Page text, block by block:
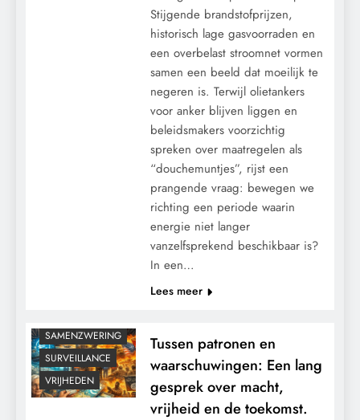
Stijgende brandstofprijzen,
historisch lage gasvoorraden en
een overbelast stroomnet vormen
samen een beeld dat moeilijk te
negeren is. Terwijl olietankers
voor anker blijven liggen en
beleidsmakers voorzichtig
spreken over maatregelen als
“douchemuntjes”, rijst een
prangende vraag: bewegen we
richting een periode waarin
energie niet langer
vanzelfsprekend beschikbaar is?
In een…
Lees meer
SAMENZWERING
SURVEILLANCE
VRIJHEDEN
Tussen patronen en
waarschuwingen: Een lang
gesprek over macht,
vrijheid en de toekomst.